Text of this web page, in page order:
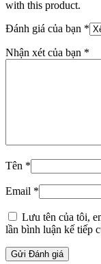
with this product.
Đánh giá của bạn *
Nhận xét của bạn *
Tên *
Email *
Lưu tên của tôi,
lần bình luận kế tiếp